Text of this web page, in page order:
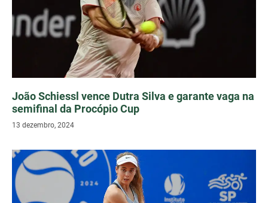
João Schiessl vence Dutra Silva e garante vaga na
semifinal da Procópio Cup
13 dezembro, 2024